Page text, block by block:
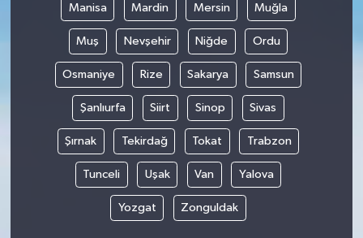
Manisa Mardin Mersin Muğla
Muş Nevşehir Niğde Ordu
Osmaniye Rize Sakarya Samsun
Şanlıurfa Siirt Sinop Sivas
Şırnak Tekirdağ Tokat Trabzon
Tunceli Uşak Van Yalova
Yozgat Zonguldak